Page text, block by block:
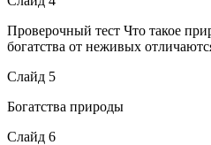
Проверочный тест Что такое
богатства от неживых
Слайд 5
Богатства природы
Слайд 6